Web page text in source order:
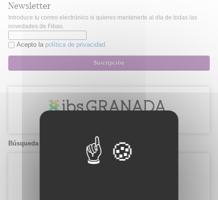
Newsletter
Introduce tu correo electrónico si quieres mantenerte al día de todas las
novedades de Fibao.
Acepto la política de privacidad
Suscripción
Búsqueda de candidatos